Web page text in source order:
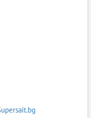
при
благодарение на
ефективността,
Модерните